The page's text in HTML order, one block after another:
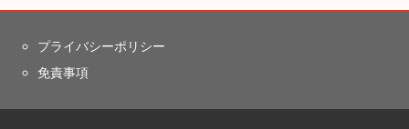
プライバシーポリシー
免責事項